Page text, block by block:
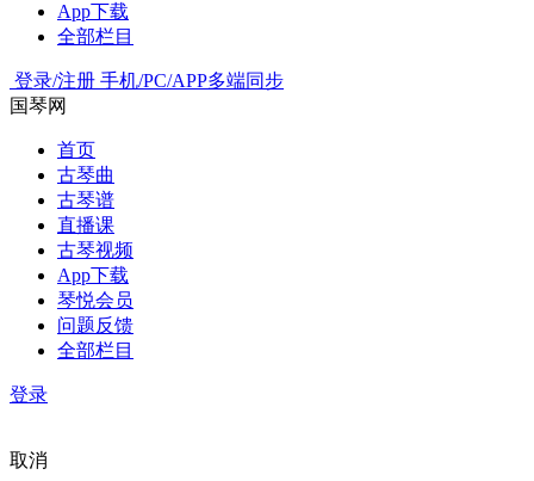
App下载
全部栏目
登录/注册 手机/PC/APP多端同步
国琴网
首页
古琴曲
古琴谱
直播课
古琴视频
App下载
琴悦会员
问题反馈
全部栏目
登录
取消